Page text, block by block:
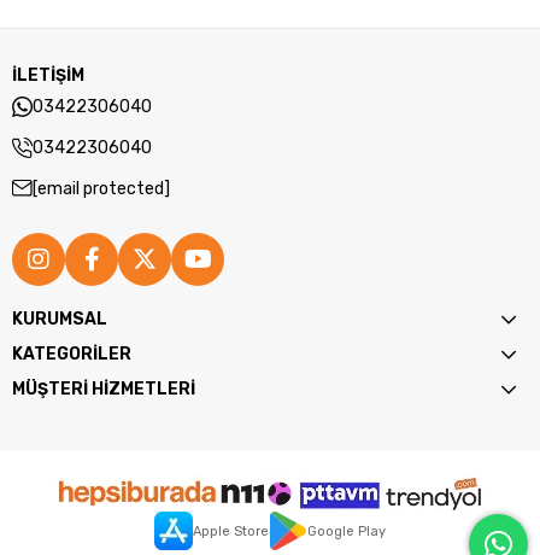
İLETİŞİM
03422306040
03422306040
[email protected]
KURUMSAL
KATEGORİLER
MÜŞTERİ HİZMETLERİ
Apple Store Google Play